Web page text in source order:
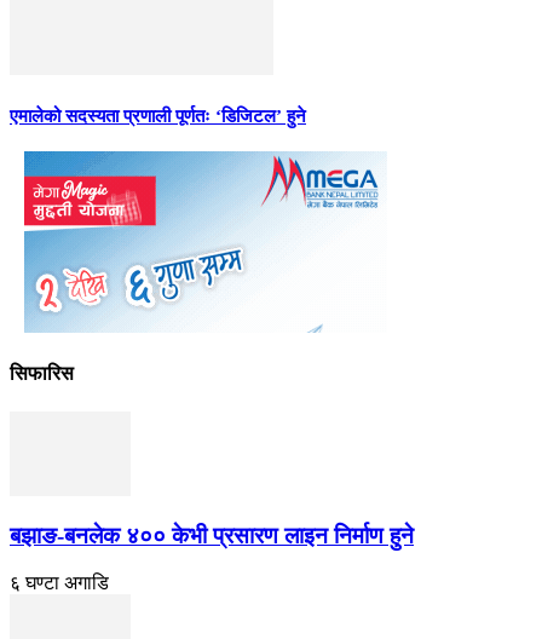
एमालेको सदस्यता प्रणाली पूर्णतः ‘डिजिटल’ हुने
सिफारिस
बझाङ-बनलेक ४०० केभी प्रसारण लाइन निर्माण हुने
६ घण्टा अगाडि